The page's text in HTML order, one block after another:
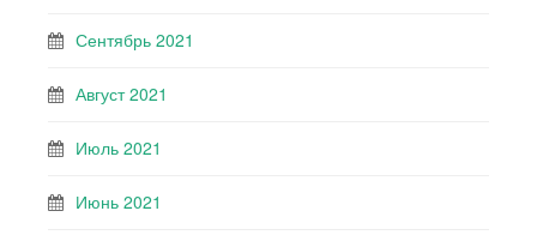
Сентябрь 2021
Август 2021
Июль 2021
Июнь 2021